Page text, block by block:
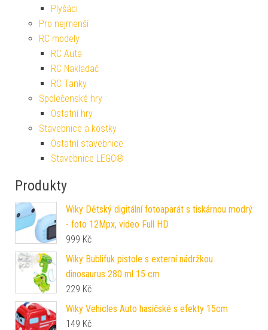
Plyšáci
Pro nejmenší
RC modely
RC Auta
RC Nakladač
RC Tanky
Společenské hry
Ostatní hry
Stavebnice a kostky
Ostatní stavebnice
Stavebnice LEGO®
Produkty
Wiky Dětský digitální fotoaparát s tiskárnou modrý
- foto 12Mpx, video Full HD
999 Kč
Wiky Bublifuk pistole s externí nádržkou
dinosaurus 280 ml 15 cm
229 Kč
Wiky Vehicles Auto hasičské s efekty 15cm
149 Kč